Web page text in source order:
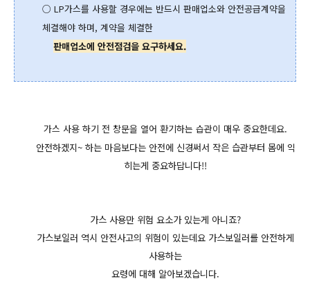
○ LP가스를 사용할 경우에는 반드시 판매업소와 안전공급계약을
체결해야 하며, 계약을 체결한
판매업소에 안전점검을 요구하세요.
가스 사용 하기 전 창문을 열어 환기하는 습관이 매우 중요한데요.
안전하겠지~ 하는 마음보다는 안전에 신경써서 작은 습관부터 몸에 익
히는게 중요하답니다!!
가스 사용만 위험 요소가 있는게 아니죠?
가스보일러 역시 안전사고의 위험이 있는데요 가스보일러를 안전하게
사용하는
요령에 대해 알아보겠습니다.